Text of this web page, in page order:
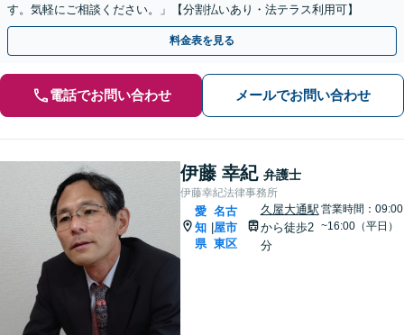
す。気軽にご相談ください。」【分割払いあり・法テラス利用可】
料金表を見る
電話でお問い合わせ メールでお問い合わせ
伊藤 幸紀 弁護士
伊藤幸紀法律事務所
愛
知
県
名古
屋市
東区
久屋大通駅
から徒歩2
分
営業時間：09:00
~16:00（平日）